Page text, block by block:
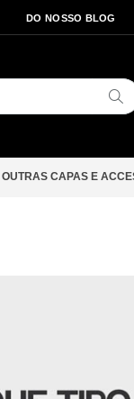
DO NOSSO BLOG
OUTRAS CAPAS E